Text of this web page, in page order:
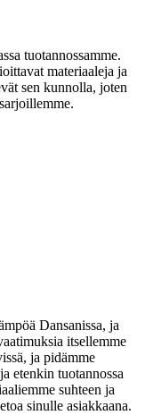
tuotannossamme.
materiaaleja ja
sen kunnolla, joten
Dansanissa, ja
itsellemme
ja pidämme
etenkin tuotannossa
suhteen ja
sinulle asiakkaana.